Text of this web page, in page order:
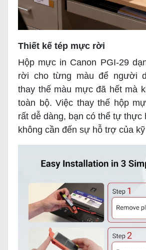
Thiết kế tép mực rời
Hộp mực in Canon PGI-29
rời cho từng màu để người
thay thế màu mực đã hết mà
toàn bộ. Việc thay thế hộp
rất dễ dàng, bạn có thể tự thực
không cần đến sự hỗ trợ của